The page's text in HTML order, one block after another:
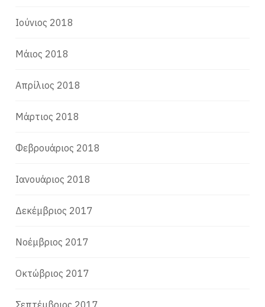
Ιούνιος 2018
Μάιος 2018
Απρίλιος 2018
Μάρτιος 2018
Φεβρουάριος 2018
Ιανουάριος 2018
Δεκέμβριος 2017
Νοέμβριος 2017
Οκτώβριος 2017
Σεπτέμβριος 2017